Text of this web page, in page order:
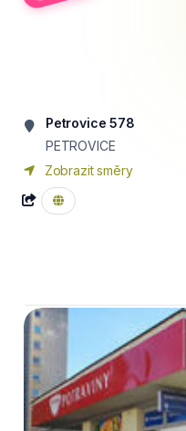
Petrovice 578
PETROVICE
Zobrazit směry